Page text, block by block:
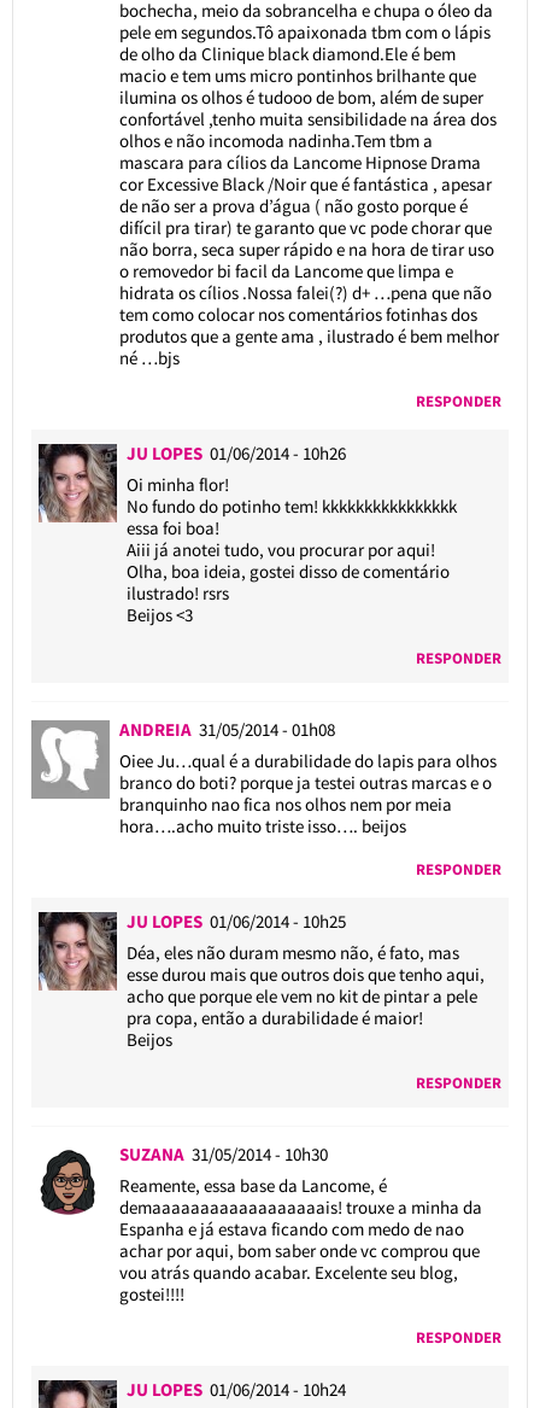
bochecha, meio da sobrancelha e chupa o óleo da
pele em segundos.Tô apaixonada tbm com o lápis
de olho da Clinique black diamond.Ele é bem
macio e tem ums micro pontinhos brilhante que
ilumina os olhos é tudooo de bom, além de super
confortável ,tenho muita sensibilidade na área dos
olhos e não incomoda nadinha.Tem tbm a
mascara para cílios da Lancome Hipnose Drama
cor Excessive Black /Noir que é fantástica , apesar
de não ser a prova d’água ( não gosto porque é
difícil pra tirar) te garanto que vc pode chorar que
não borra, seca super rápido e na hora de tirar uso
o removedor bi facil da Lancome que limpa e
hidrata os cílios .Nossa falei(?) d+ …pena que não
tem como colocar nos comentários fotinhas dos
produtos que a gente ama , ilustrado é bem melhor
né …bjs
RESPONDER
JU LOPES 01/06/2014 - 10h26
Oi minha flor!
No fundo do potinho tem! kkkkkkkkkkkkkkkk
essa foi boa!
Aiii já anotei tudo, vou procurar por aqui!
Olha, boa ideia, gostei disso de comentário
ilustrado! rsrs
Beijos <3
RESPONDER
ANDREIA 31/05/2014 - 01h08
Oiee Ju…qual é a durabilidade do lapis para olhos
branco do boti? porque ja testei outras marcas e o
branquinho nao fica nos olhos nem por meia
hora….acho muito triste isso…. beijos
RESPONDER
JU LOPES 01/06/2014 - 10h25
Déa, eles não duram mesmo não, é fato, mas
esse durou mais que outros dois que tenho aqui,
acho que porque ele vem no kit de pintar a pele
pra copa, então a durabilidade é maior!
Beijos
RESPONDER
SUZANA 31/05/2014 - 10h30
Reamente, essa base da Lancome, é
demaaaaaaaaaaaaaaaaaais! trouxe a minha da
Espanha e já estava ficando com medo de nao
achar por aqui, bom saber onde vc comprou que
vou atrás quando acabar. Excelente seu blog,
gostei!!!!
RESPONDER
JU LOPES 01/06/2014 - 10h24